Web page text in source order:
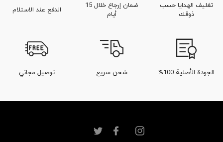
تغليف الهدايا حسب
ذوقك
ضمان إرجاع خلال 15
أيام
الدفع عند الاستلام
الجودة الأصلية 100% شحن سريع توصيل مجاني